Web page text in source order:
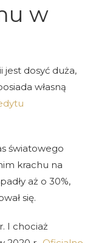
w
jest dosyć duża,
własną
światowego
krachu na
aż o 30%,
się.
I chociaż